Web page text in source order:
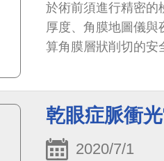
於術前須進行精密的
厚度、角膜地圖儀
算角膜層狀削切的安
乾眼症脈衝
2020/7/1